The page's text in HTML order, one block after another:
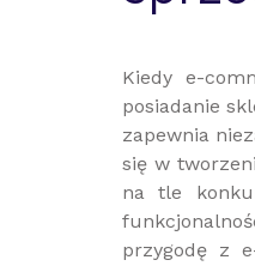
skladnice
drzwi bartycka
SDesign
Kiedy e-
posiadanie
zapewnia
się w
na tle
przygodę z